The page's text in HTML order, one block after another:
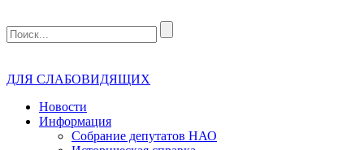
ДЛЯ СЛАБОВИДЯЩИХ
Новости
Информация
Собрание депутатов НАО